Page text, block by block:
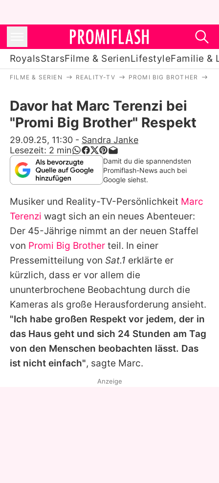
RoyalsStarsFilme & SerienLifestyleFamilie &
Stars
Filme & Serien
Lifestyle
Familie & Liebe
Alle Themen auf Promiflash
Jobs
App runterladen
Team
Redaktionelle Richtlinien
Impressum
Datenschutzerklärung
FILME & SERIEN REALITY-TV PROMI BIG BROTHER
Davor hat Marc Terenzi bei
"Promi Big Brother" Respekt
29.09.25, 11:30 - Sandra Janke
Lesezeit: 2 min
Damit du die spannendsten
Promiflash-News auch bei
Google siehst.
Musiker und Reality-TV-Persönlichkeit Marc
Terenzi wagt sich an ein neues Abenteuer:
Der 45-Jährige nimmt an der neuen Staffel
von Promi Big Brother teil. In einer
Pressemitteilung von Sat.1 erklärte er
kürzlich, dass er vor allem die
ununterbrochene Beobachtung durch die
Kameras als große Herausforderung ansieht.
"Ich habe großen Respekt vor jedem, der in
das Haus geht und sich 24 Stunden am Tag
von den Menschen beobachten lässt. Das
ist nicht einfach", sagte Marc.
Anzeige